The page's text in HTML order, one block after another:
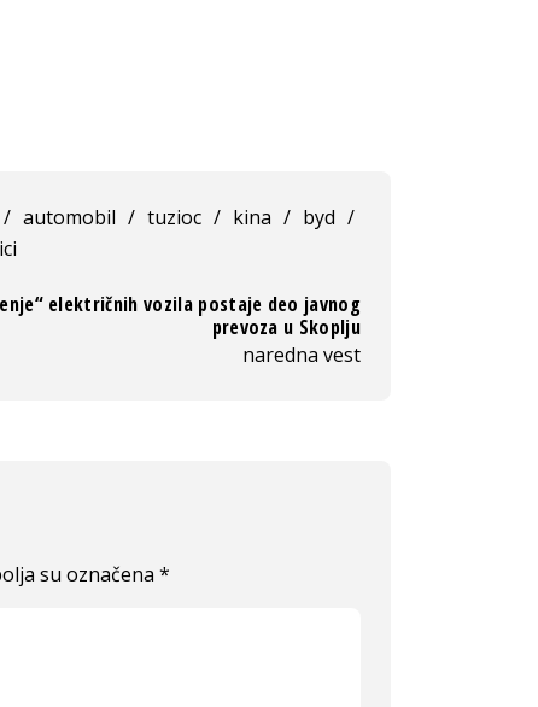
/ automobil / tuzioc / kina / byd /
električnih vozila postaje deo javnog
prevoza u Skoplju
naredna vest
su označena *